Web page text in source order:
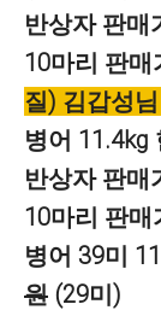
반상자 판매
10마리 판매
질) 김갑성
병어 11.4kg
반상자 판매
10마리 판매
병어 39미
원 (29미)